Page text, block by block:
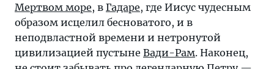
Мертвом море, в Гадаре, где Иисус чудесным
образом исцелил бесноватого, и в
неподвластной времени и нетронутой
цивилизацией пустыне Вади-Рам. Наконец,